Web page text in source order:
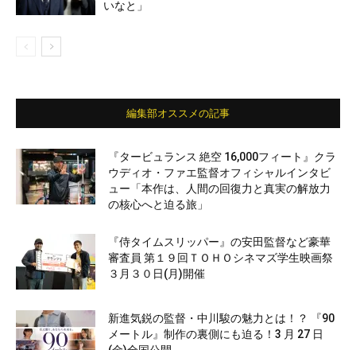
いなと」
編集部オススメの記事
『タービュランス 絶空 16,000フィート』クラ
ウディオ・ファエ監督オフィシャルインタビ
ュー「本作は、人間の回復力と真実の解放力
の核心へと迫る旅」
『侍タイムスリッパー』の安田監督など豪華
審査員 第１９回ＴＯＨＯシネマズ学生映画祭
３月３０日(月)開催
新進気鋭の監督・中川駿の魅力とは！？ 『90
メートル』制作の裏側にも迫る！3 月 27 日